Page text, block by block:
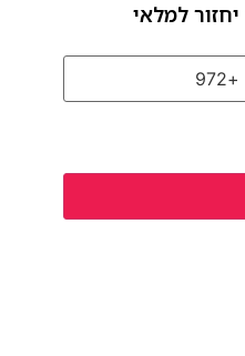
למלאי
Israel+972